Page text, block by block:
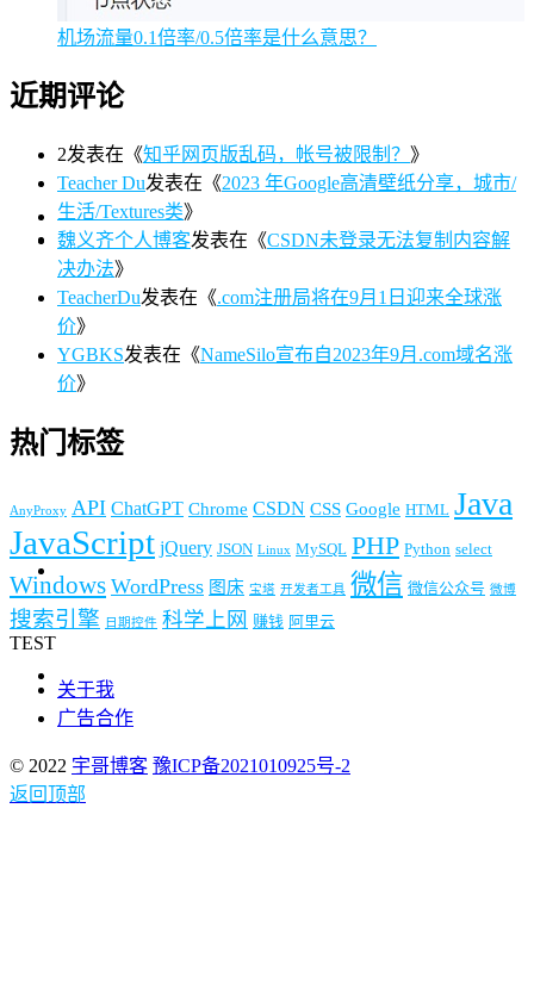
机场流量0.1倍率/0.5倍率是什么意思？
近期评论
2发表在《知乎网页版乱码，帐号被限制？ 》
Teacher Du发表在《2023 年Google高清壁纸分享，城市/
生活/Textures类》
魏义齐个人博客发表在《CSDN未登录无法复制内容解
决办法》
TeacherDu发表在《.com注册局将在9月1日迎来全球涨
价》
YGBKS发表在《NameSilo宣布自2023年9月.com域名涨
价》
热门标签
AnyProxy API ChatGPT Chrome CSDN CSS Google HTML Java
JavaScript jQuery JSON Linux MySQL PHP Python select
Windows WordPress 图床 宝塔 开发者工具 微信 微信公众号 微博
搜索引擎 日期控件 科学上网 赚钱 阿里云
TEST
关于我
广告合作
© 2022 宇哥博客 豫ICP备2021010925号-2
返回顶部